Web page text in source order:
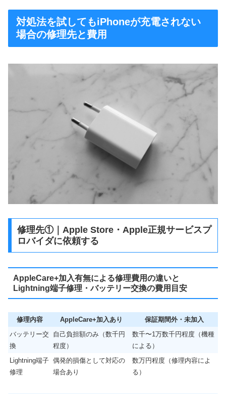
対処法を試してもiPhoneが充電されない
場合の修理先と費用
修理先①｜Apple Store・Apple正規サービスプ
ロバイダに依頼する
AppleCare+加入有無による修理費用の違いと
Lightning端子修理・バッテリー交換の費用目安
修理内容 AppleCare+加入あり
保証期間外・未加入
バッテリー交
換
自己負担額のみ（数千円
程度）
数千〜1万数千円程度（機種
による）
Lightning端子
修理
偶発的損傷として対応の
場合あり
数万円程度（修理内容によ
る）